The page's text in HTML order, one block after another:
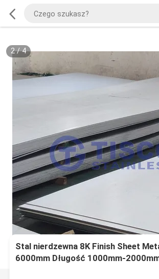
2/4
Stal nierdzewna 8K Finish Sheet
6000mm Długość 1000mm-